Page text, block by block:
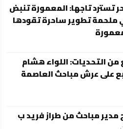
تسترد تاجها: المعمورة تنبض
ملحمة تطوير ساحرة تقودها
من التحديات: اللواء هشام
على عرش مباحث العاصمة
مدير مباحث من طراز فريد ب